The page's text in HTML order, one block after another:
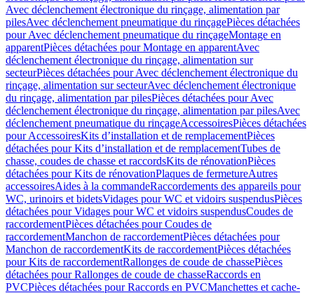
Avec déclenchement électronique du rinçage, alimentation par
pilesAvec déclenchement pneumatique du rinçagePièces détachées
pour Avec déclenchement pneumatique du rinçageMontage en
apparentPièces détachées pour Montage en apparentAvec
déclenchement électronique du rinçage, alimentation sur
secteurPièces détachées pour Avec déclenchement électronique du
rinçage, alimentation sur secteurAvec déclenchement électronique
du rinçage, alimentation par pilesPièces détachées pour Avec
déclenchement électronique du rinçage, alimentation par pilesAvec
déclenchement pneumatique du rinçageAccessoiresPièces détachées
pour AccessoiresKits d’installation et de remplacementPièces
détachées pour Kits d’installation et de remplacementTubes de
chasse, coudes de chasse et raccordsKits de rénovationPièces
détachées pour Kits de rénovationPlaques de fermetureAutres
accessoiresAides à la commandeRaccordements des appareils pour
WC, urinoirs et bidetsVidages pour WC et vidoirs suspendusPièces
détachées pour Vidages pour WC et vidoirs suspendusCoudes de
raccordementPièces détachées pour Coudes de
raccordementManchon de raccordementPièces détachées pour
Manchon de raccordementKits de raccordementPièces détachées
pour Kits de raccordementRallonges de coude de chassePièces
détachées pour Rallonges de coude de chasseRaccords en
PVCPièces détachées pour Raccords en PVCManchettes et cache-